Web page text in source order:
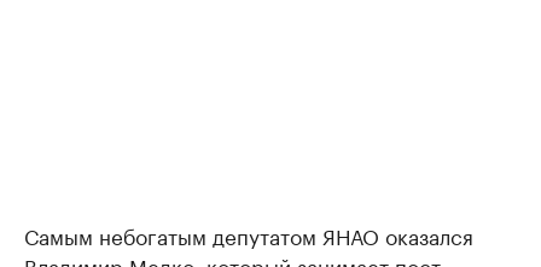
Самым небогатым депутатом ЯНАО оказался